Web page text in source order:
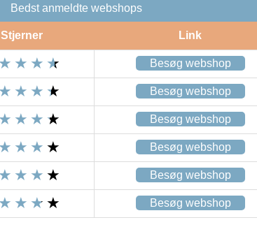
Bedst anmeldte webshops
Stjerner Link
Besøg webshop
Besøg webshop
Besøg webshop
Besøg webshop
Besøg webshop
Besøg webshop